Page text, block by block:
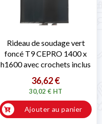
Rideau de soudage vert
foncé T9 CEPRO 1400 x
h1600 avec crochets inclus
36,62 €
30,02 € HT
Ajouter au panier